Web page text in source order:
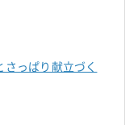
っぱり献立づく